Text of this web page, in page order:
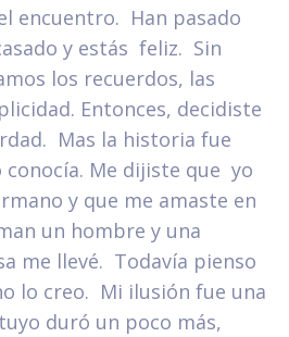
encuentro. Han pasado
y estás feliz. Sin
los recuerdos, las
Entonces, decidiste
Mas la historia fue
Me dijiste que yo
y que me amaste en
un hombre y una
me llevé. Todavía pienso
lo creo. Mi ilusión fue una
duró un poco más,